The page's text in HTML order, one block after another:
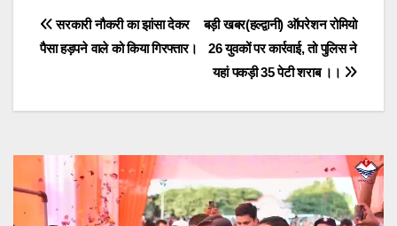
Post
navigation
बड़ी खबर(हल्द्वानी) ऑपरेशन रोमियो
26 युवकों पर कार्रवाई, तो पुलिस ने
यहां पकड़ी 35 पेटी शराब ।।
सरकारी नौकरी का झांसा देकर
पैसा हड़पने वाले को किया गिरफ्तार।